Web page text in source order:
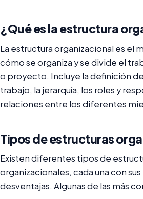
¿Qué es la estructura
La estructura organizacional es el
cómo se organiza y se divide el
o proyecto. Incluye la definición
trabajo, la jerarquía, los roles y
relaciones entre los diferentes
Tipos de estructuras
Existen diferentes tipos de
organizacionales, cada una con
desventajas. Algunas de las más